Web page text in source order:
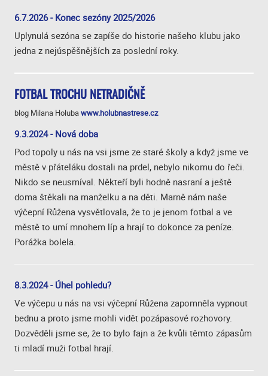
6.7.2026 - Konec sezóny 2025/2026
Uplynulá sezóna se zapíše do historie našeho klubu jako
jedna z nejúspěšnějších za poslední roky.
FOTBAL TROCHU NETRADIČNĚ
blog Milana Holubawww.holubnastrese.cz
9.3.2024 - Nová doba
Pod topoly u nás na vsi jsme ze staré školy a když jsme ve
městě v přáteláku dostali na prdel, nebylo nikomu do řeči.
Nikdo se neusmíval. Někteří byli hodně nasraní a ještě
doma štěkali na manželku a na děti. Marně nám naše
výčepní Růžena vysvětlovala, že to je jenom fotbal a ve
městě to umí mnohem líp a hrají to dokonce za peníze.
Porážka bolela.
8.3.2024 - Úhel pohledu?
Ve výčepu u nás na vsi výčepní Růžena zapomněla vypnout
bednu a proto jsme mohli vidět pozápasové rozhovory.
Dozvěděli jsme se, že to bylo fajn a že kvůli těmto zápasům
ti mladí muži fotbal hrají.